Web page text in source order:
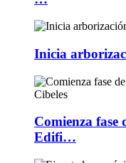
Inicia
Comienza fase
Edifi…